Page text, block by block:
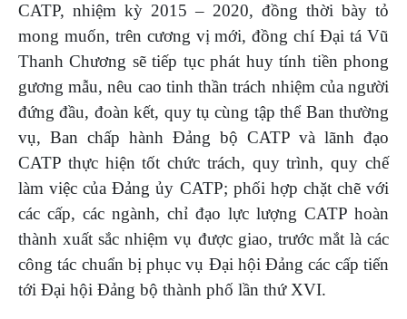
CATP, nhiệm kỳ 2015 – 2020, đồng thời bày tỏ
mong muốn, trên cương vị mới, đồng chí Đại tá Vũ
Thanh Chương sẽ tiếp tục phát huy tính tiền phong
gương mẫu, nêu cao tinh thần trách nhiệm của người
đứng đầu, đoàn kết, quy tụ cùng tập thể Ban thường
vụ, Ban chấp hành Đảng bộ CATP và lãnh đạo
CATP thực hiện tốt chức trách, quy trình, quy chế
làm việc của Đảng ủy CATP; phối hợp chặt chẽ với
các cấp, các ngành, chỉ đạo lực lượng CATP hoàn
thành xuất sắc nhiệm vụ được giao, trước mắt là các
công tác chuẩn bị phục vụ Đại hội Đảng các cấp tiến
tới Đại hội Đảng bộ thành phố lần thứ XVI.